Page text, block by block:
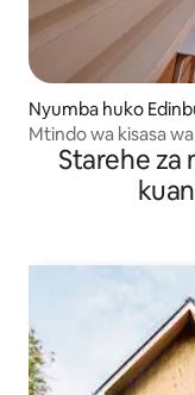
Nyumba huko
Mtindo wa kisasa
Starehe za